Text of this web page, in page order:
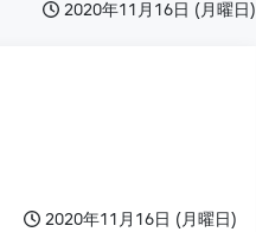
2020年11月16日 (月曜日)
2020年11月16日 (月曜日)